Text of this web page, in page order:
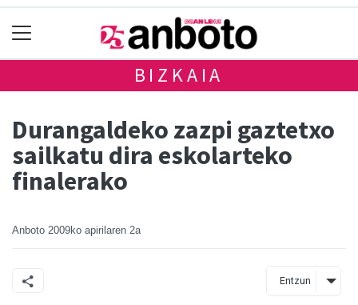
BIZKAIA
Durangaldeko zazpi gaztetxo
sailkatu dira eskolarteko
finalerako
Anboto 2009ko apirilaren 2a
Entzun